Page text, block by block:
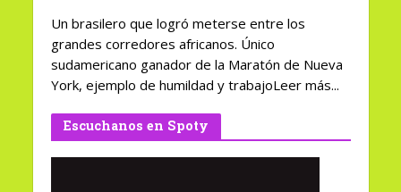
Un brasilero que logró meterse entre los
grandes corredores africanos. Único
sudamericano ganador de la Maratón de Nueva
York, ejemplo de humildad y trabajoLeer más...
Escuchanos en Spoty